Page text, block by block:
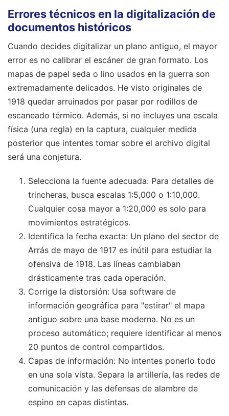
Errores técnicos en la digitalización de
documentos históricos
Cuando decides digitalizar un plano antiguo, el mayor
error es no calibrar el escáner de gran formato. Los
mapas de papel seda o lino usados en la guerra son
extremadamente delicados. He visto originales de
1918 quedar arruinados por pasar por rodillos de
escaneado térmico. Además, si no incluyes una escala
física (una regla) en la captura, cualquier medida
posterior que intentes tomar sobre el archivo digital
será una conjetura.
Selecciona la fuente adecuada: Para detalles de
trincheras, busca escalas 1:5,000 o 1:10,000.
Cualquier cosa mayor a 1:20,000 es solo para
movimientos estratégicos.
Identifica la fecha exacta: Un plano del sector de
Arrás de mayo de 1917 es inútil para estudiar la
ofensiva de 1918. Las líneas cambiaban
drásticamente tras cada operación.
Corrige la distorsión: Usa software de
información geográfica para "estirar" el mapa
antiguo sobre una base moderna. No es un
proceso automático; requiere identificar al menos
20 puntos de control compartidos.
Capas de información: No intentes ponerlo todo
en una sola vista. Separa la artillería, las redes de
comunicación y las defensas de alambre de
espino en capas distintas.